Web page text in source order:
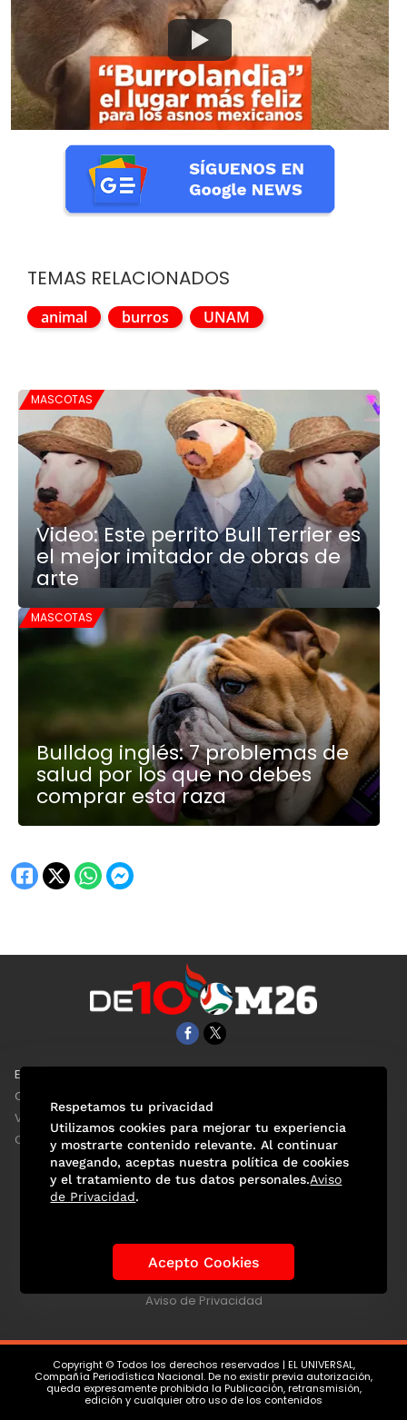
TEMAS RELACIONADOS
animal burros UNAM
MASCOTAS
Video: Este perrito Bull Terrier es
el mejor imitador de obras de
arte
MASCOTAS
Bulldog inglés: 7 problemas de
salud por los que no debes
comprar esta raza
EL UNIVERSAL
Clase
ViveUSA
Confabulario
Historia de los Mundiales Lo viral Anécdotas Mundialistas
Las Figuras Tendencias Directorio
Aviso de Privacidad
Copyright © Todos los derechos reservados | EL UNIVERSAL,
Compañía Periodística Nacional. De no existir previa autorización,
queda expresamente prohibida la Publicación, retransmisión,
edición y cualquier otro uso de los contenidos
Respetamos tu privacidad
Utilizamos cookies para mejorar tu experiencia
y mostrarte contenido relevante. Al continuar
navegando, aceptas nuestra política de cookies
y el tratamiento de tus datos personales.Aviso
de Privacidad.
Acepto Cookies